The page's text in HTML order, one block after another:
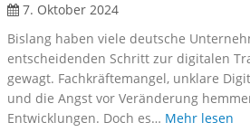
7. Oktober 2024
Bislang haben viele deutsche
entscheidenden Schritt zur digitalen
gewagt. Fachkräftemangel, unklare
und die Angst vor Veränderung
Entwicklungen. Doch es… Mehr lesen